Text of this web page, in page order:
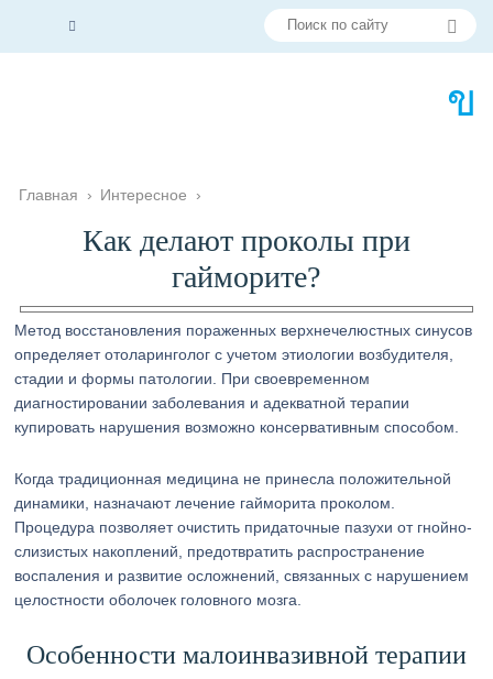
Главная › Интересное ›
Как делают проколы при
гайморите?
Метод восстановления пораженных верхнечелюстных синусов
определяет отоларинголог с учетом этиологии возбудителя,
стадии и формы патологии. При своевременном
диагностировании заболевания и адекватной терапии
купировать нарушения возможно консервативным способом.
Когда традиционная медицина не принесла положительной
динамики, назначают лечение гайморита проколом.
Процедура позволяет очистить придаточные пазухи от гнойно-
слизистых накоплений, предотвратить распространение
воспаления и развитие осложнений, связанных с нарушением
целостности оболочек головного мозга.
Особенности малоинвазивной терапии